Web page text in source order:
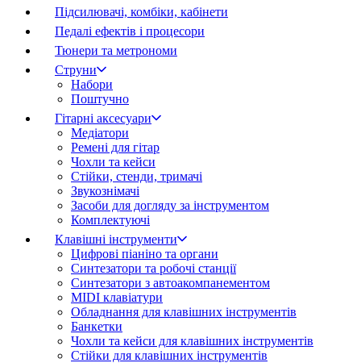
Підсилювачі, комбіки, кабінети
Педалі ефектів і процесори
Тюнери та метрономи
Струни
Набори
Поштучно
Гітарні аксесуари
Медіатори
Ремені для гітар
Чохли та кейси
Стійки, стенди, тримачі
Звукознімачі
Засоби для догляду за інструментом
Комплектуючі
Клавішні інструменти
Цифрові піаніно та органи
Синтезатори та робочі станції
Синтезатори з автоакомпанементом
MIDI клавіатури
Обладнання для клавішних інструментів
Банкетки
Чохли та кейси для клавішних інструментів
Стійки для клавішних інструментів